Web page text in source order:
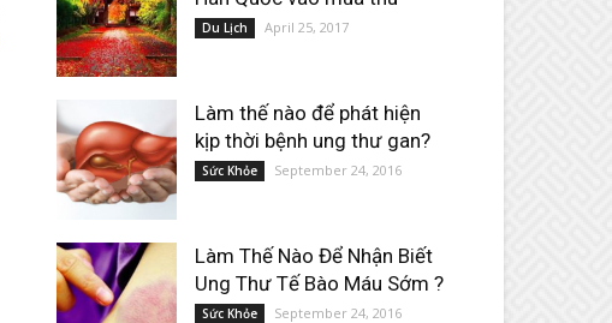
Du Lịch April 25, 2017
Làm thế nào để phát hiện
kịp thời bệnh ung thư gan?
Sức Khỏe September 24, 2016
Làm Thế Nào Để Nhận Biết
Ung Thư Tế Bào Máu Sớm ?
Sức Khỏe September 24, 2016